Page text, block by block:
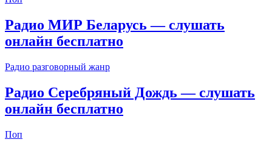
Радио МИР Беларусь — слушать
онлайн бесплатно
Радио разговорный жанр
Радио Серебряный Дождь — слушать
онлайн бесплатно
Поп